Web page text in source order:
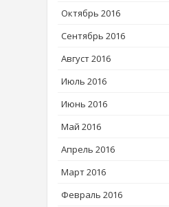
Октябрь 2016
Сентябрь 2016
Август 2016
Июль 2016
Июнь 2016
Май 2016
Апрель 2016
Март 2016
Февраль 2016